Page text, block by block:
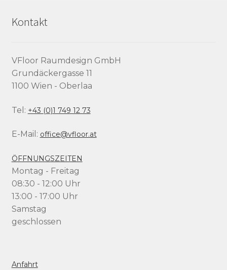
Kontakt
VFloor Raumdesign GmbH
Grundäckergasse 11
1100 Wien - Oberlaa
Tel: +43 (0)1 749 12 73
E-Mail: office@vfloor.at
ÖFFNUNGSZEITEN
Montag - Freitag
08:30 - 12:00 Uhr
13:00 - 17:00 Uhr
Samstag
geschlossen
Anfahrt